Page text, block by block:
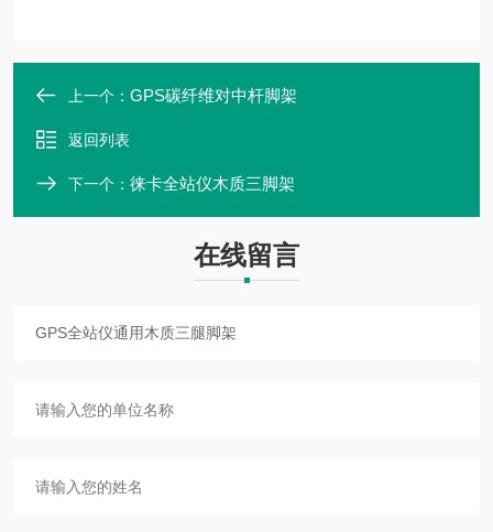
上一个： GPS碳纤维对中杆脚架
返回列表
下一个： 徕卡全站仪木质三脚架
在线留言